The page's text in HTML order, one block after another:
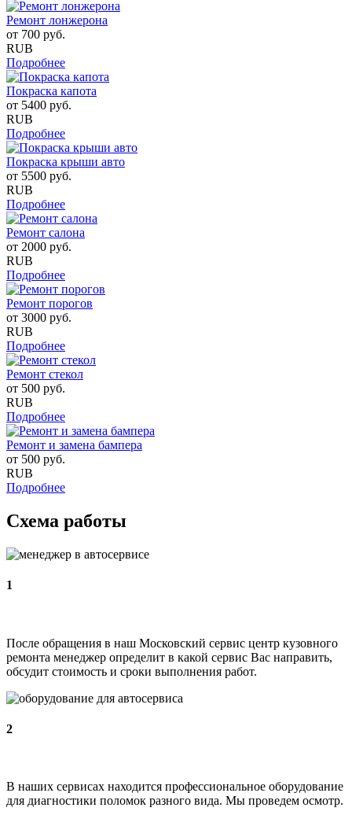
Ремонт лонжерона
от 700 руб.
RUB
Подробнее
Покраска капота
от 5400 руб.
RUB
Подробнее
Покраска крыши авто
от 5500 руб.
RUB
Подробнее
Ремонт салона
от 2000 руб.
RUB
Подробнее
Ремонт порогов
от 3000 руб.
RUB
Подробнее
Ремонт стекол
от 500 руб.
RUB
Подробнее
Ремонт и замена бампера
от 500 руб.
RUB
Подробнее
Схема работы
1
После обращения в наш Московский сервис центр кузовного
ремонта менеджер определит в какой сервис Вас направить,
обсудит стоимость и сроки выполнения работ.
2
В наших сервисах находится профессиональное оборудование
для диагностики поломок разного вида. Мы проведем осмотр.